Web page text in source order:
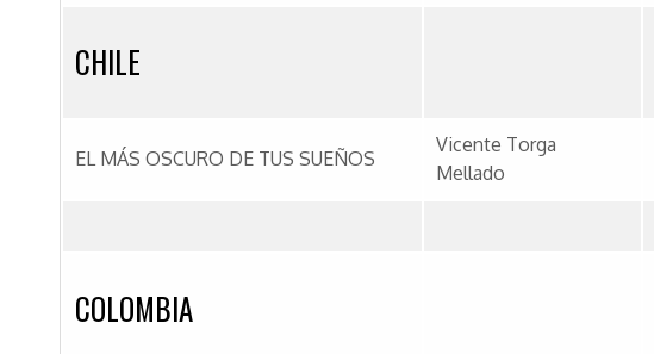
CHILE
EL MÁS OSCURO DE TUS SUEÑOS
Vicente Torga
Mellado
COLOMBIA